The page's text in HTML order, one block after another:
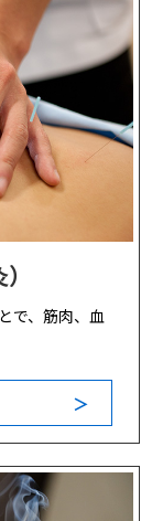
で、筋肉、血
＞